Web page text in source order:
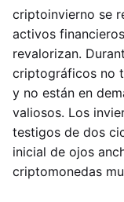
criptoinvierno se
activos
revalorizan.
criptográficos no
y no están en
valiosos. Los
testigos de dos
inicial de ojos
criptomonedas